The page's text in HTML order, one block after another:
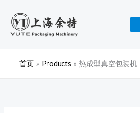
首页 Products 热成型真空包装机